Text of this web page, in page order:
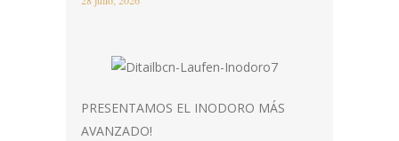
PRESENTAMOS EL INODORO MÁS
AVANZADO!